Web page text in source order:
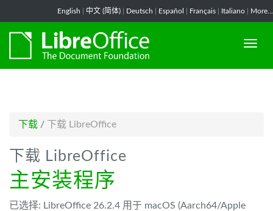
English 中文 (简体) Deutsch Español Français Italiano More...
下载 / 下载 LibreOffice
下载 LibreOffice
主安装程序
已选择: LibreOffice 26.2.4 用于 macOS (Aarch64/Apple